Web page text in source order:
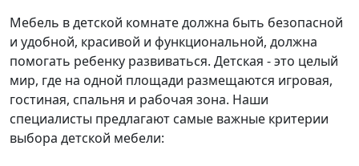
Мебель в детской комнате должна быть безопасной
и удобной, красивой и функциональной, должна
помогать ребенку развиваться. Детская - это целый
мир, где на одной площади размещаются игровая,
гостиная, спальня и рабочая зона. Наши
специалисты предлагают самые важные критерии
выбора детской мебели: